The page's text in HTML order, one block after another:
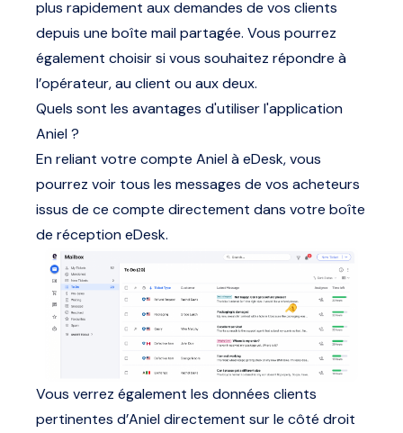
plus rapidement aux demandes de vos clients
depuis une boîte mail partagée. Vous pourrez
également choisir si vous souhaitez répondre à
l’opérateur, au client ou aux deux.
Quels sont les avantages d'utiliser l'application
Aniel ?
En reliant votre compte Aniel à eDesk, vous
pourrez voir tous les messages de vos acheteurs
issus de ce compte directement dans votre boîte
de réception eDesk.
Vous verrez également les données clients
pertinentes d’Aniel directement sur le côté droit